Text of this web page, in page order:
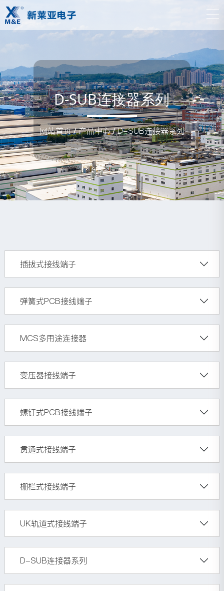
D-SUB连接器系列
网站首页/产品中心/D-SUB连接器系列
插拔式接线端子
弹簧式PCB接线端子
MCS多用途连接器
变压器接线端子
螺钉式PCB接线端子
贯通式接线端子
栅栏式接线端子
UK轨道式接线端子
D-SUB连接器系列